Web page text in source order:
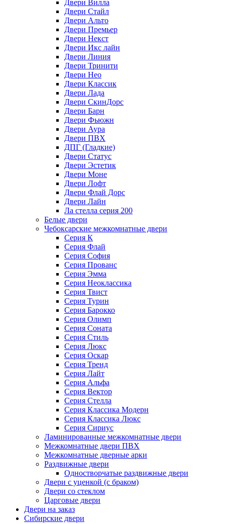
Двери Вилла
Двери Стайл
Двери Альто
Двери Премьер
Двери Некст
Двери Икс лайн
Двери Линия
Двери Тринити
Двери Нео
Двери Классик
Двери Лада
Двери СкинДорс
Двери Барн
Двери Фьюжн
Двери Аура
Двери ПВХ
ДПГ (Гладкие)
Двери Статус
Двери Эстетик
Двери Моне
Двери Лофт
Двери Флай Дорс
Двери Лайн
Ла стелла серия 200
Белые двери
Чебоксарские межкомнатные двери
Серия К
Серия Флай
Серия София
Серия Прованс
Серия Эмма
Серия Неоклассика
Серия Твист
Серия Турин
Серия Барокко
Серия Олимп
Серия Соната
Серия Стиль
Серия Люкс
Серия Оскар
Серия Тренд
Серия Лайт
Серия Альфа
Серия Вектор
Серия Стелла
Серия Классика Модерн
Серия Классика Люкс
Серия Сириус
Ламинированные межкомнатные двери
Межкомнатные двери ПВХ
Межкомнатные дверные арки
Раздвижные двери
Одностворчатые раздвижные двери
Двери с уценкой (с браком)
Двери со стеклом
Царговые двери
Двери на заказ
Сибирские двери